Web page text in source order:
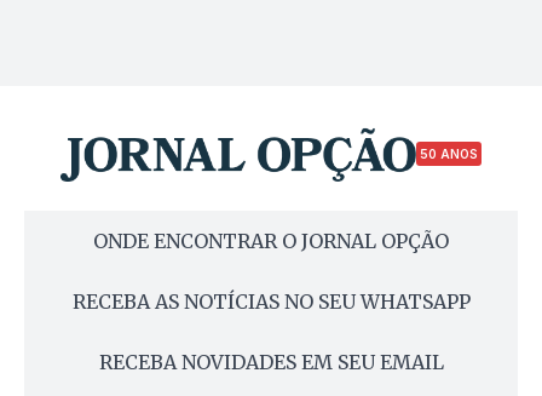
50 ANOS
ONDE ENCONTRAR O JORNAL OPÇÃO
RECEBA AS NOTÍCIAS NO SEU WHATSAPP
RECEBA NOVIDADES EM SEU EMAIL